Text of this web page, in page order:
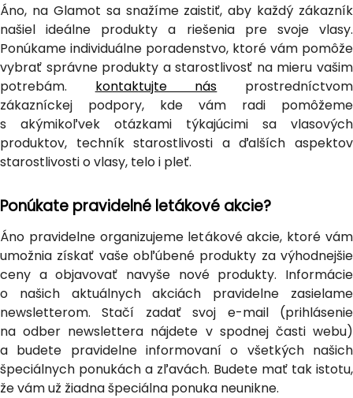
Áno, na Glamot sa snažíme zaistiť, aby každý zákazník
našiel ideálne produkty a riešenia pre svoje vlasy.
Ponúkame individuálne poradenstvo, ktoré vám pomôže
vybrať správne produkty a starostlivosť na mieru vašim
potrebám. kontaktujte nás prostredníctvom
zákazníckej podpory, kde vám radi pomôžeme
s akýmikoľvek otázkami týkajúcimi sa vlasových
produktov, techník starostlivosti a ďalších aspektov
starostlivosti o vlasy, telo i pleť.
Ponúkate pravidelné letákové akcie?
Áno pravidelne organizujeme letákové akcie, ktoré vám
umožnia získať vaše obľúbené produkty za výhodnejšie
ceny a objavovať navyše nové produkty. Informácie
o našich aktuálnych akciách pravidelne zasielame
newsletterom. Stačí zadať svoj e-mail (prihlásenie
na odber newslettera nájdete v spodnej časti webu)
a budete pravidelne informovaní o všetkých našich
špeciálnych ponukách a zľavách. Budete mať tak istotu,
že vám už žiadna špeciálna ponuka neunikne.